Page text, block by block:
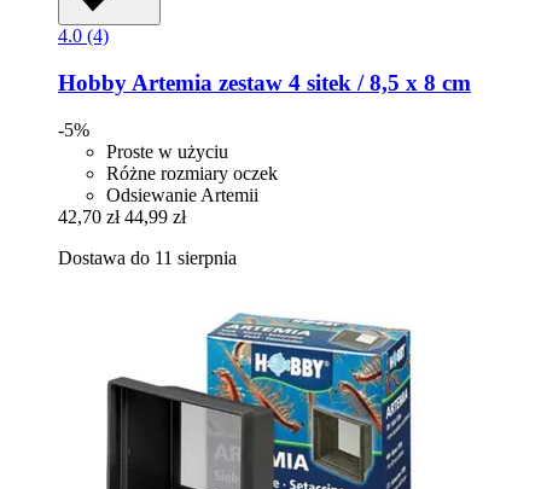
4.0 (4)
Hobby Artemia zestaw 4 sitek / 8,5 x 8 cm
-5%
Proste w użyciu
Różne rozmiary oczek
Odsiewanie Artemii
42,70 zł 44,99 zł
Dostawa do 11 sierpnia